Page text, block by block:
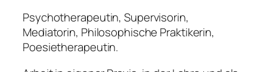
Psychotherapeutin, Supervisorin,
Mediatorin, Philosophische Praktikerin,
Poesietherapeutin.